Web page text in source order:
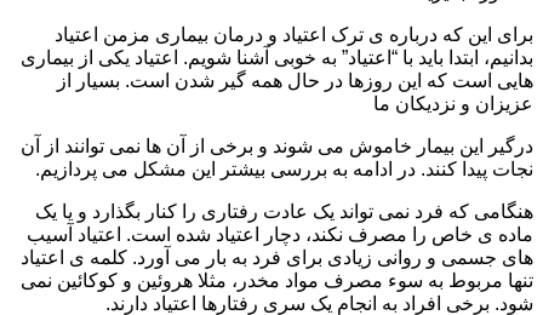
برای این که درباره ی ترک اعتیاد و درمان بیماری مزمن اعتیاد
بدانیم، ابتدا باید با “اعتیاد” به خوبی آشنا شویم. اعتیاد یکی از بیماری
هایی است که این روزها در حال همه گیر شدن است. بسیار از
عزیزان و نزدیکان ما
درگیر این بیمار خاموش می شوند و برخی از آن ها نمی توانند از آن
نجات پیدا کنند. در ادامه به بررسی بیشتر این مشکل می پردازیم.
هنگامی که فرد نمی تواند یک عادت رفتاری را کنار بگذارد و یا یک
ماده ی خاص را مصرف نکند، دچار اعتیاد شده است. اعتیاد آسیب
های جسمی و روانی زیادی برای فرد به بار می آورد. کلمه ی اعتیاد
تنها مربوط به سوء مصرف مواد مخدر، مثلا هروئین و کوکائین نمی
شود. برخی افراد به انجام یک سری رفتارها اعتیاد دارند.